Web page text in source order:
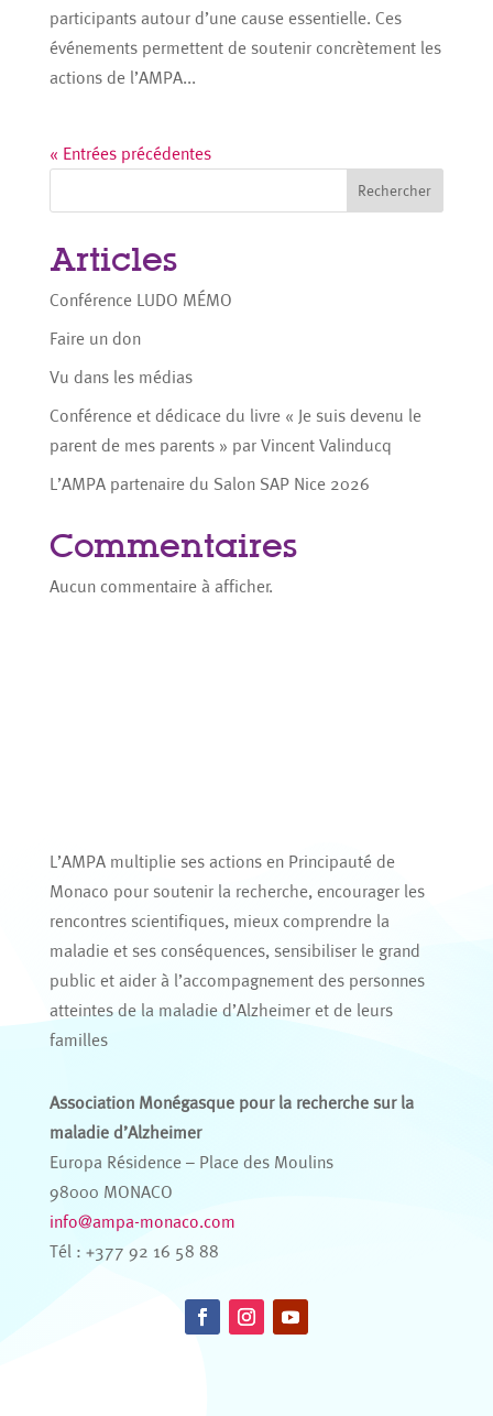
participants autour d’une cause essentielle. Ces
événements permettent de soutenir concrètement les
actions de l’AMPA...
« Entrées précédentes
Rechercher
Articles
Conférence LUDO MÉMO
Faire un don
Vu dans les médias
Conférence et dédicace du livre « Je suis devenu le
parent de mes parents » par Vincent Valinducq
L’AMPA partenaire du Salon SAP Nice 2026
Commentaires
Aucun commentaire à afficher.
L’AMPA multiplie ses actions en Principauté de
Monaco pour soutenir la recherche, encourager les
rencontres scientifiques, mieux comprendre la
maladie et ses conséquences, sensibiliser le grand
public et aider à l’accompagnement des personnes
atteintes de la maladie d’Alzheimer et de leurs
familles
Association Monégasque pour la recherche sur la
maladie d’Alzheimer
Europa Résidence – Place des Moulins
98000 MONACO
info@ampa-monaco.com
Tél : +377 92 16 58 88